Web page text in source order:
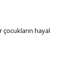
çocukların hayal